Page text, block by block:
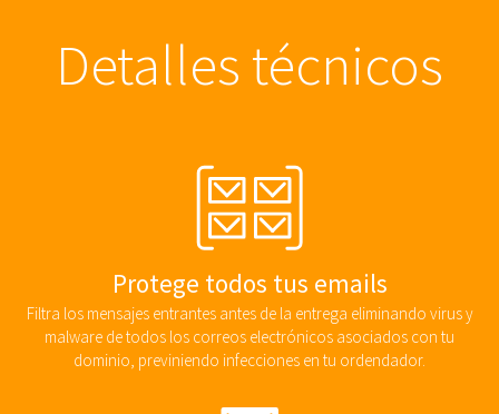
Detalles técnicos
Protege todos tus emails
Filtra los mensajes entrantes antes de la entrega eliminando virus y
malware de todos los correos electrónicos asociados con tu
dominio, previniendo infecciones en tu ordendador.